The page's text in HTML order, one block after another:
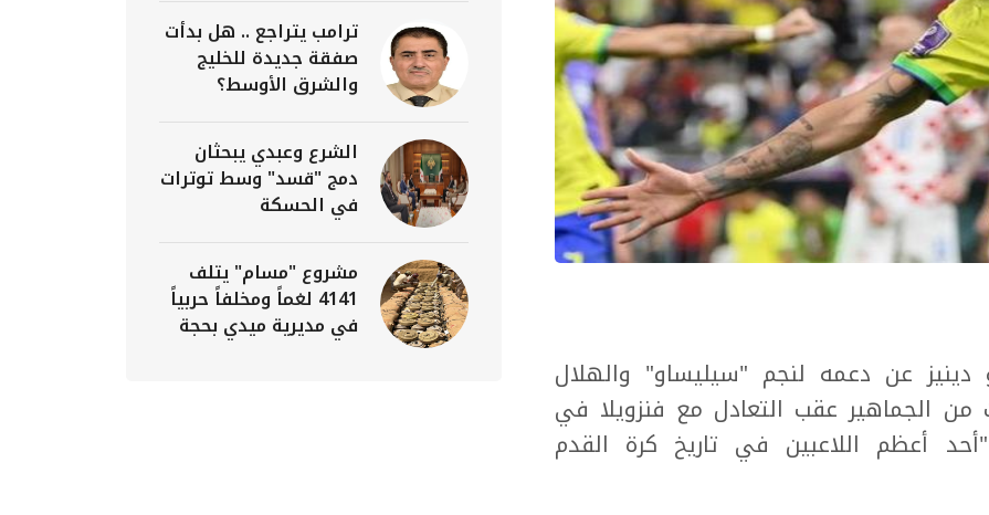
دينيز عن دعمه لنجم "سيليساو" والهلال
من الجماهير عقب التعادل مع فنزويلا في
معتبراً أنه "أحد أعظم اللاعبين في تاريخ كرة القدم
ترامب يتراجع .. هل بدأت
صفقة جديدة للخليج
والشرق الأوسط؟
الشرع وعبدي يبحثان
دمج "قسد" وسط توترات
في الحسكة
مشروع "مسام" يتلف
4141 لغماً ومخلفاً حربياً
في مديرية ميدي بحجة